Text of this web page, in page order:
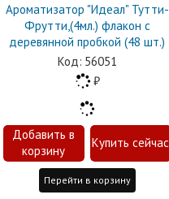
Ароматизатор "Идеал" Тутти-
Фрутти,(4мл.) флакон с
деревянной пробкой (48 шт.)
56051
Перейти в корзину